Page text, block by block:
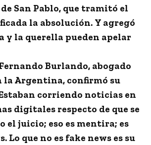
San Pablo, que tramitó el
la absolución. Y agregó
y la querella pueden apelar
Burlando, abogado
la Argentina, confirmó su
corriendo noticias en
digitales respecto de que se
el juicio; eso es mentira; es
Lo que no es fake news es su